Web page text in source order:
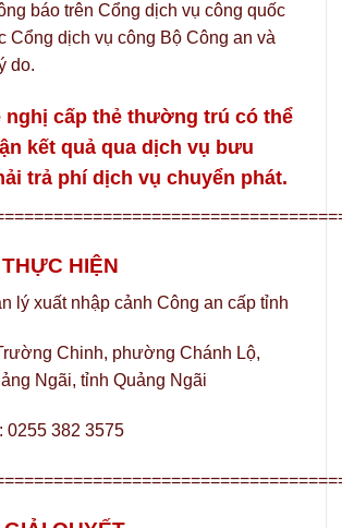
báo trên Cổng dịch vụ công quốc
Cổng dịch vụ công Bộ Công an và
do.
nghị cấp thẻ thường trú có thể
kết quả qua dịch vụ bưu
trả phí dịch vụ chuyển phát.
HIỆN
lý xuất nhập cảnh Công an cấp tỉnh
Chinh, phường Chánh Lộ,
Ngãi, tỉnh Quảng Ngãi
0255 382 3575